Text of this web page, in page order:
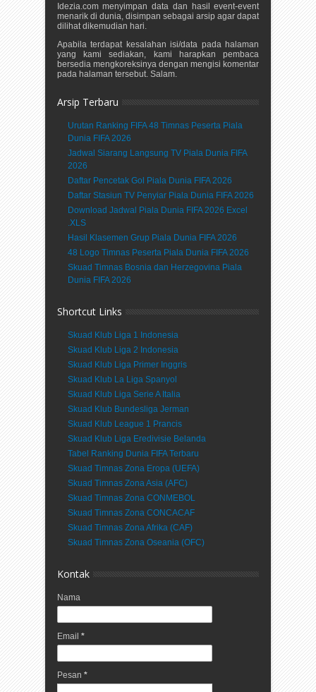
Idezia.com menyimpan data dan hasil event-event
menarik di dunia, disimpan sebagai arsip agar dapat
dilihat dikemudian hari.
Apabila terdapat kesalahan isi/data pada halaman
yang kami sediakan, kami harapkan pembaca
bersedia mengkoreksinya dengan mengisi komentar
pada halaman tersebut. Salam.
Arsip Terbaru
Urutan Ranking FIFA 48 Timnas Peserta Piala
Dunia FIFA 2026
Jadwal Siarang Langsung TV Piala Dunia FIFA
2026
Daftar Pencetak Gol Piala Dunia FIFA 2026
Daftar Stasiun TV Penyiar Piala Dunia FIFA 2026
Download Jadwal Piala Dunia FIFA 2026 Excel
.XLS
Hasil Klasemen Grup Piala Dunia FIFA 2026
48 Logo Timnas Peserta Piala Dunia FIFA 2026
Skuad Timnas Bosnia dan Herzegovina Piala
Dunia FIFA 2026
Shortcut Links
Skuad Klub Liga 1 Indonesia
Skuad Klub Liga 2 Indonesia
Skuad Klub Liga Primer Inggris
Skuad Klub La Liga Spanyol
Skuad Klub Liga Serie A Italia
Skuad Klub Bundesliga Jerman
Skuad Klub League 1 Prancis
Skuad Klub Liga Eredivisie Belanda
Tabel Ranking Dunia FIFA Terbaru
Skuad Timnas Zona Eropa (UEFA)
Skuad Timnas Zona Asia (AFC)
Skuad Timnas Zona CONMEBOL
Skuad Timnas Zona CONCACAF
Skuad Timnas Zona Afrika (CAF)
Skuad Timnas Zona Oseania (OFC)
Kontak
Nama
Email *
Pesan *